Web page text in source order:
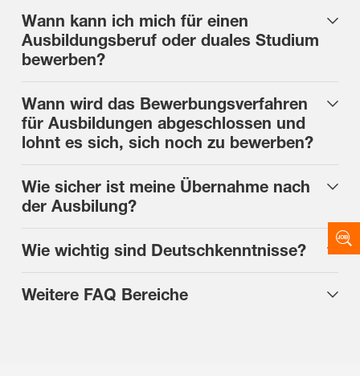
Wann kann ich mich für einen
Ausbildungsberuf oder duales Studium
bewerben?
Wann wird das Bewerbungsverfahren
für Ausbildungen abgeschlossen und
lohnt es sich, sich noch zu bewerben?
Wie sicher ist meine Übernahme nach
der Ausbilung?
Wie wichtig sind Deutschkenntnisse?
Weitere FAQ Bereiche